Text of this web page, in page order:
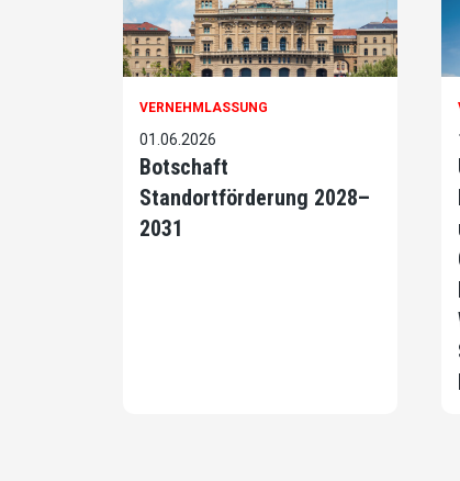
VERNEHMLASSUNG
01.06.2026
Botschaft
Standortförderung 2028–
2031